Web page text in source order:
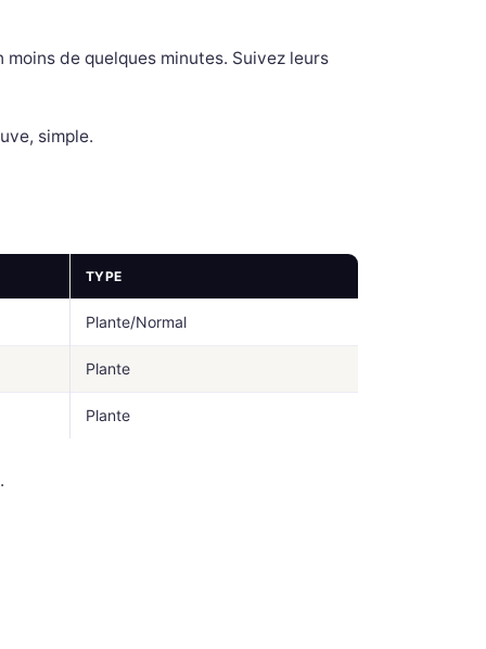
moins de quelques minutes. Suivez leurs
simple.
TYPE
Plante/Normal
Plante
Plante
.